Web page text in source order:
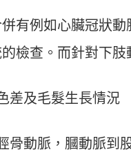
有例如心臟冠狀
檢查。而針對下肢
差及毛髮生長情況
骨動脈，膕動脈到